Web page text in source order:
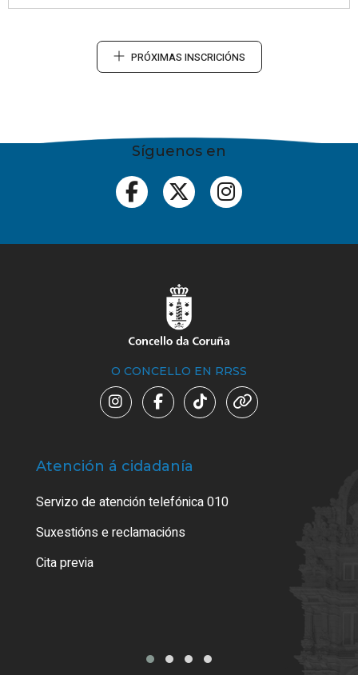
PRÓXIMAS INSCRICIÓNS
Síguenos en
O CONCELLO EN RRSS
Atención á cidadanía
Servizo de atención telefónica 010
Suxestións e reclamacións
Cita previa